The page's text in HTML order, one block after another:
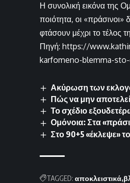
Η συνολική εικόνα της
ποιότητα, οι «πράσινοι»
φτάσουν μέχρι το τέλος
Πηγή: https://
karfomeno-blemma-
Ακύρωση των
Πώς να μην
Το σχέδιο
Ομόνοια: Στα
Στο 90+5 «έκλεψε»
TAGGED: αποκλειστικά